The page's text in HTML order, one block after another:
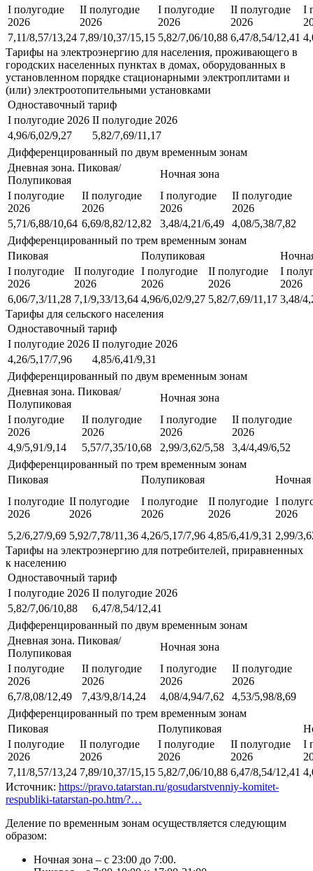
I полугодие
2026
II полугодие
2026
I полугодие
2026
II полугодие
2026
I
7,11/8,57/13,24 7,89/10,37/15,15 5,82/7,06/10,88 6,47/8,54/12,41
Тарифы на электроэнергию для населения, проживающего в
городских населенных пунктах в домах, оборудованных в
установленном порядке стационарными электроплитами и
(или) электроотопительными установками
Одноставочный тариф
I полугодие 2026 II полугодие 2026
4,96/6,02/9,27
5,82/7,69/11,17
Дифференцированный по двум временным зонам
Дневная зона. Пиковая/
Полупиковая
Ночная зона
I полугодие
2026
II полугодие
2026
I полугодие
2026
II полугодие
2026
5,71/6,88/10,64 6,69/8,82/12,82 3,48/4,21/6,49
4,08/5,38/7,82
Дифференцированный по трем временным зонам
Пиковая
Полупиковая
I полугодие
2026
II полугодие
2026
I полугодие
2026
II полугодие
2026
I
2026
6,06/7,3/11,28 7,1/9,33/13,64 4,96/6,02/9,27 5,82/7,69/11,17 3,48/
Тарифы для сельского населения
Одноставочный тариф
I полугодие 2026 II полугодие 2026
4,26/5,17/7,96
4,85/6,41/9,31
Дифференцированный по двум временным зонам
Дневная зона. Пиковая/
Полупиковая
Ночная зона
I полугодие
2026
II полугодие
2026
I полугодие
2026
II полугодие
2026
4,9/5,91/9,14
5,57/7,35/10,68 2,99/3,62/5,58
3,4/4,49/6,52
Дифференцированный по трем временным зонам
Пиковая
Полупиковая
Ночная
I полугодие
2026
II полугодие
2026
I полугодие
2026
II полугодие
2026
I
2026
5,2/6,27/9,69 5,92/7,78/11,36 4,26/5,17/7,96 4,85/6,41/9,31 2,99/
Тарифы на электроэнергию для потребителей, приравненных
к населению
Одноставочный тариф
I полугодие 2026 II полугодие 2026
5,82/7,06/10,88
6,47/8,54/12,41
Дифференцированный по двум временным зонам
Дневная зона. Пиковая/
Полупиковая
Ночная зона
I полугодие
2026
II полугодие
2026
I полугодие
2026
II полугодие
2026
6,7/8,08/12,49
7,43/9,8/14,24 4,08/4,94/7,62
4,53/5,98/8,69
Дифференцированный по трем временным зонам
Пиковая
Полупиковая
I полугодие
2026
II полугодие
2026
I полугодие
2026
II полугодие
2026
I
7,11/8,57/13,24 7,89/10,37/15,15 5,82/7,06/10,88 6,47/8,54/12,41
Источник: https://pravo.tatarstan.ru/gosudarstvenniy-komitet-
respubliki-tatarstan-po.htm/?…
Деление по временным зонам осуществляется следующим
образом:
Ночная зона – с 23:00 до 7:00.